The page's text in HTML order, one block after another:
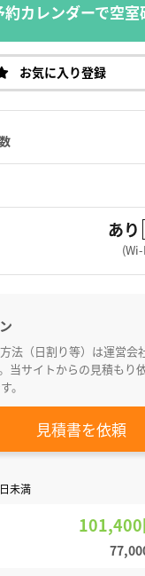
約カレンダーで空室
お気に入り登録
あり
法（日割り等）は運営会
当サイトからの見積もり
。
見積書を依頼
未満
101,400